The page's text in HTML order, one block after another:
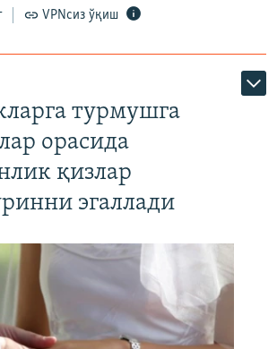
VPNсиз ўқиш
турмушга
орасида
қизлар
эгаллади